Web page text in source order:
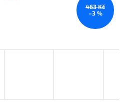
463 Kč
–3 %